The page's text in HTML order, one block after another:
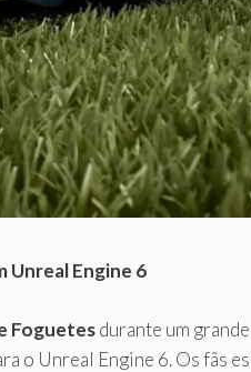
Unreal Engine 6
Foguetesdurante um
o Unreal Engine 6. Os fãs